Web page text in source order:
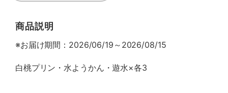
商品説明
※お届け期間：2026/06/19～2026/08/15
白桃プリン・水ようかん・遊水×各3